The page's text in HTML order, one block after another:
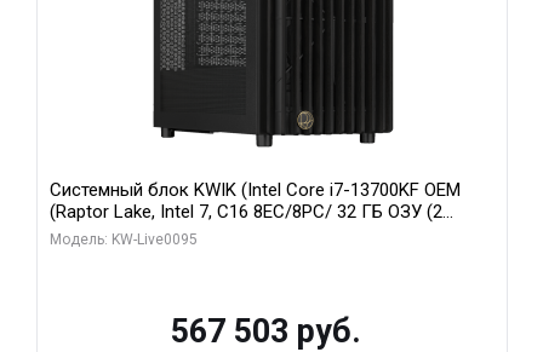
Системный блок KWIK (Intel Core i7-13700KF OEM
(Raptor Lake, Intel 7, C16 8EC/8PC/ 32 ГБ ОЗУ (2
модуля)/ Afox RTX4090 24GB GDDR6X 384-Bit 3xDP
Модель: KW-Live0095
567 503 руб.